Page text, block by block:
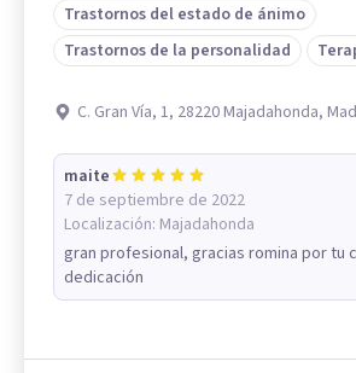
Trastornos del estado de ánimo
Trastornos de la personalidad
C. Gran Vía, 1, 28220 Majadahonda,
maite
7 de septiembre de 2022
Localización: Majadahonda
gran profesional, gracias romina por tu
dedicación